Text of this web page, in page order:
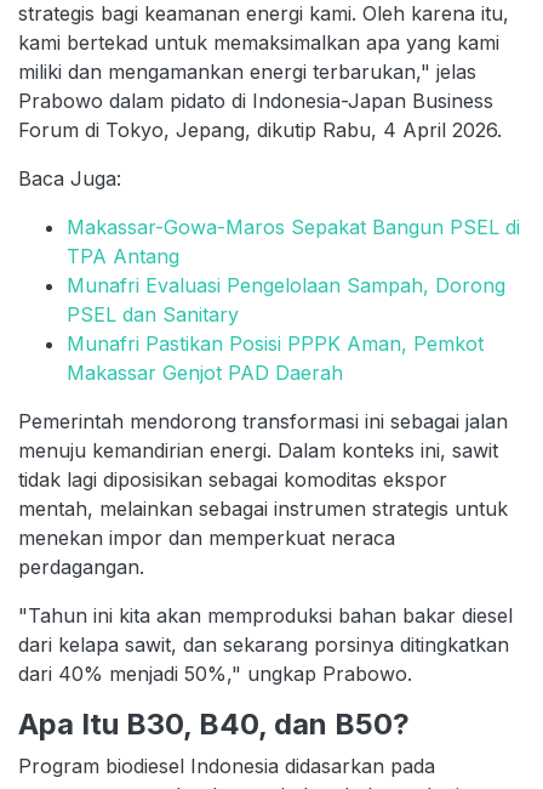
strategis bagi keamanan energi kami. Oleh karena itu,
kami bertekad untuk memaksimalkan apa yang kami
miliki dan mengamankan energi terbarukan," jelas
Prabowo dalam pidato di Indonesia-Japan Business
Forum di Tokyo, Jepang, dikutip Rabu, 4 April 2026.
Baca Juga:
Makassar-Gowa-Maros Sepakat Bangun PSEL di
TPA Antang
Munafri Evaluasi Pengelolaan Sampah, Dorong
PSEL dan Sanitary
Munafri Pastikan Posisi PPPK Aman, Pemkot
Makassar Genjot PAD Daerah
Pemerintah mendorong transformasi ini sebagai jalan
menuju kemandirian energi. Dalam konteks ini, sawit
tidak lagi diposisikan sebagai komoditas ekspor
mentah, melainkan sebagai instrumen strategis untuk
menekan impor dan memperkuat neraca
perdagangan.
"Tahun ini kita akan memproduksi bahan bakar diesel
dari kelapa sawit, dan sekarang porsinya ditingkatkan
dari 40% menjadi 50%," ungkap Prabowo.
Apa Itu B30, B40, dan B50?
Program biodiesel Indonesia didasarkan pada